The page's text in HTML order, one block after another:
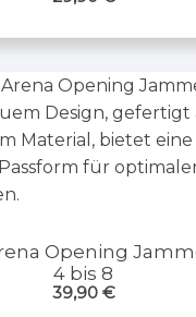
Opening
4 bis 8
39,90 €